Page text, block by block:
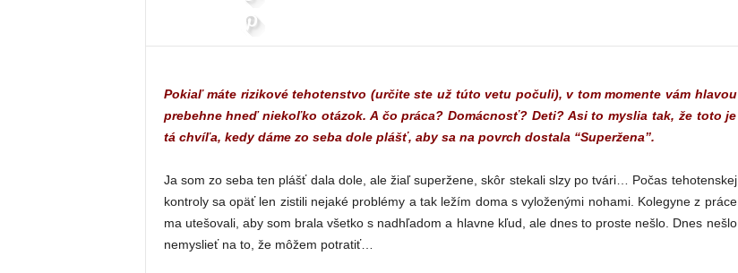
Pokiaľ máte rizikové tehotenstvo (určite ste už túto vetu počuli), v tom momente vám hlavou
prebehne hneď niekoľko otázok. A čo práca? Domácnosť? Deti? Asi to myslia tak, že toto je
tá chvíľa, kedy dáme zo seba dole plášť, aby sa na povrch dostala “Superžena”.
Ja som zo seba ten plášť dala dole, ale žiaľ superžene, skôr stekali slzy po tvári… Počas tehotenskej
kontroly sa opäť len zistili nejaké problémy a tak ležím doma s vyloženými nohami. Kolegyne z práce
ma utešovali, aby som brala všetko s nadhľadom a hlavne kľud, ale dnes to proste nešlo. Dnes nešlo
nemyslieť na to, že môžem potratiť…